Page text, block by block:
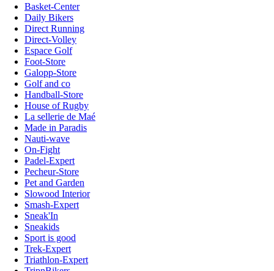
Basket-Center
Daily Bikers
Direct Running
Direct-Volley
Espace Golf
Foot-Store
Galopp-Store
Golf and co
Handball-Store
House of Rugby
La sellerie de Maé
Made in Paradis
Nauti-wave
On-Fight
Padel-Expert
Pecheur-Store
Pet and Garden
Slowood Interior
Smash-Expert
Sneak'In
Sneakids
Sport is good
Trek-Expert
Triathlon-Expert